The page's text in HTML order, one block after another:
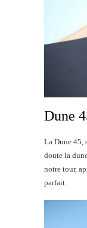
Dune
La Dune 45,
doute la
notre tour,
parfait.